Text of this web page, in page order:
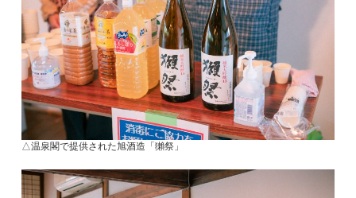
△温泉閣で提供された旭酒造「獺祭」